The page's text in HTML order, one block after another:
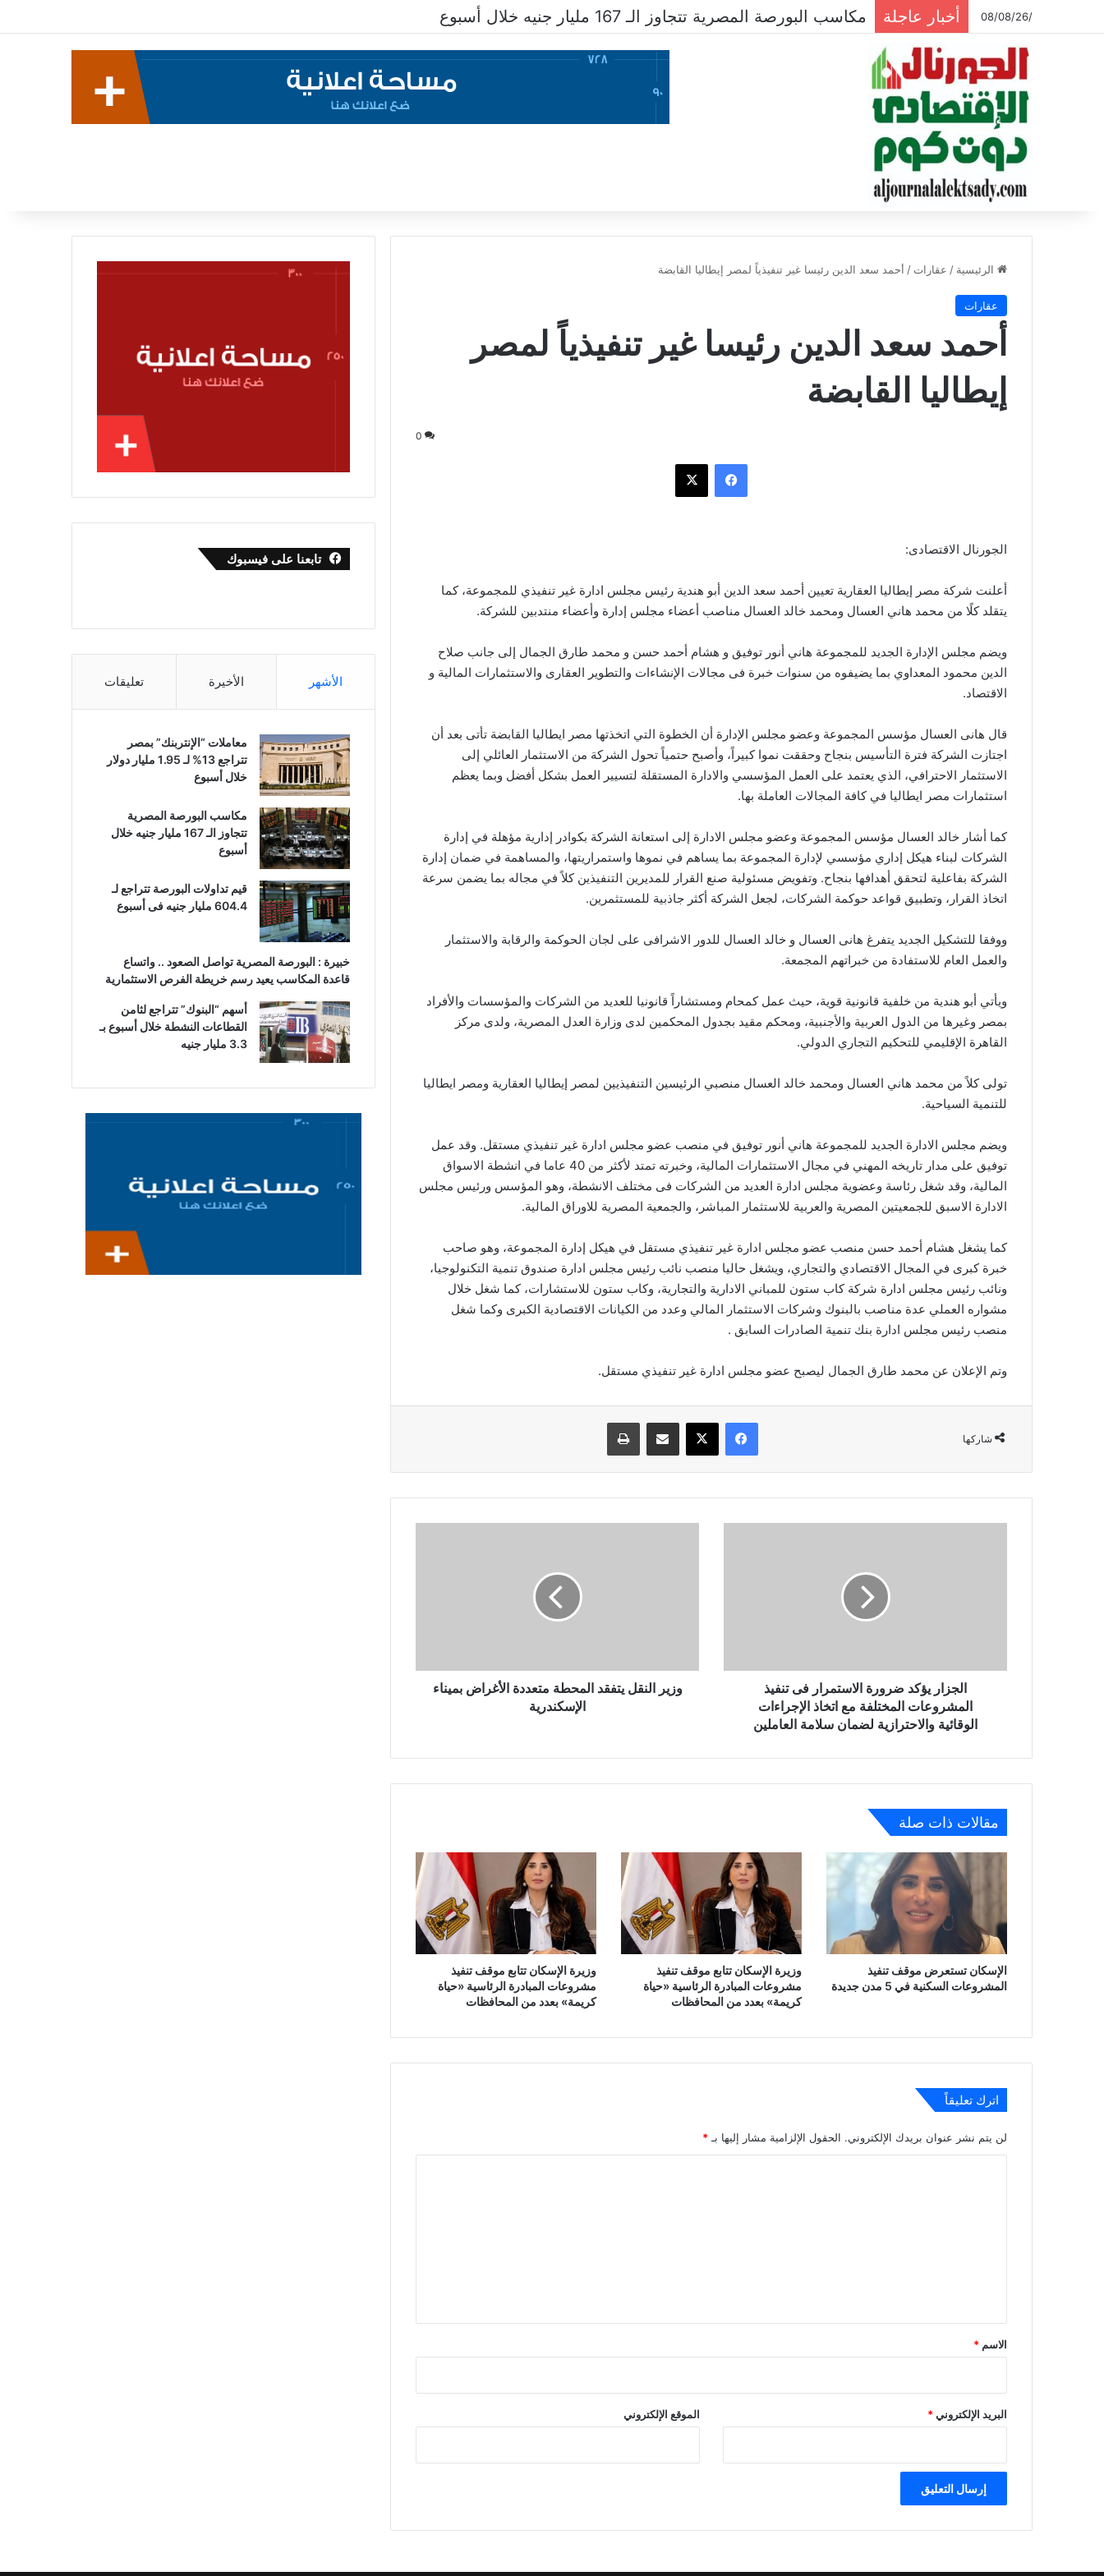
/08/08/26 أخبار عاجلة قيم تداولات البورصة تتراجع لـ 604.4 مليار جنيه فى أسبوع
الرئيسية / عقارات / أحمد سعد الدين رئيسا غير تنفيذياً لمصر إيطاليا القابضة
عقارات
أحمد سعد الدين رئيسا غير تنفيذياً لمصر
إيطاليا القابضة
0
فيسبوك ‫X
الجورنال الاقتصادى:
أعلنت شركة مصر إيطاليا العقارية تعيين أحمد سعد الدين أبو هندية رئيس مجلس ادارة غير تنفيذي للمجموعة، كما
يتقلد كلًا من محمد هاني العسال ومحمد خالد العسال مناصب أعضاء مجلس إدارة وأعضاء منتدبين للشركة.
ويضم مجلس الإدارة الجديد للمجموعة هاني أنور توفيق و هشام أحمد حسن و محمد طارق الجمال إلى جانب صلاح
الدين محمود المعداوي بما يضيفوه من سنوات خبرة فى مجالات الإنشاءات والتطوير العقارى والاستثمارات المالية و
الاقتصاد.
قال هانى العسال مؤسس المجموعة وعضو مجلس الإدارة أن الخطوة التي اتخذتها مصر ايطاليا القابضة تأتى بعد أن
اجتازت الشركة فترة التأسيس بنجاح وحققت نموا كبيراً، وأصبح حتمياً تحول الشركة من الاستثمار العائلي إلى
الاستثمار الاحترافي، الذي يعتمد على العمل المؤسسي والادارة المستقلة لتسيير العمل بشكل أفضل وبما يعظم
استثمارات مصر ايطاليا في كافة المجالات العاملة بها.
كما أشار خالد العسال مؤسس المجموعة وعضو مجلس الادارة إلى استعانة الشركة بكوادر إدارية مؤهلة في إدارة
الشركات لبناء هيكل إداري مؤسسي لإدارة المجموعة بما يساهم في نموها واستمراريتها، والمساهمة في ضمان إدارة
الشركة بفاعلية لتحقق أهدافها بنجاح. وتفويض مسئولية صنع القرار للمديرين التنفيذين كلاً في مجاله بما يضمن سرعة
اتخاذ القرار، وتطبيق قواعد حوكمة الشركات، لجعل الشركة أكثر جاذبية للمستثمرين.
ووفقا للتشكيل الجديد يتفرغ هانى العسال و خالد العسال للدور الاشرافى على لجان الحوكمة والرقابة والاستثمار
والعمل العام للاستفادة من خبراتهم المجمعة.
ويأتي أبو هندية من خلفية قانونية قوية، حيث عمل كمحام ومستشاراً قانونيا للعديد من الشركات والمؤسسات والأفراد
بمصر وغيرها من الدول العربية والأجنبية، ومحكم مقيد بجدول المحكمين لدى وزارة العدل المصرية، ولدى مركز
القاهرة الإقليمي للتحكيم التجاري الدولي.
تولى كلاً من محمد هاني العسال ومحمد خالد العسال منصبي الرئيسين التنفيذيين لمصر إيطاليا العقارية ومصر ايطاليا
للتنمية السياحية.
ويضم مجلس الادارة الجديد للمجموعة هاني أنور توفيق في منصب عضو مجلس ادارة غير تنفيذي مستقل. وقد عمل
توفيق على مدار تاريخه المهني في مجال الاستثمارات المالية، وخبرته تمتد لأكثر من 40 عاما في انشطة الاسواق
المالية، وقد شغل رئاسة وعضوية مجلس ادارة العديد من الشركات فى مختلف الانشطة، وهو المؤسس ورئيس مجلس
الادارة الاسبق للجمعيتين المصرية والعربية للاستثمار المباشر، والجمعية المصرية للاوراق المالية.
كما يشغل هشام أحمد حسن منصب عضو مجلس ادارة غير تنفيذي مستقل في هيكل إدارة المجموعة، وهو صاحب
خبرة كبرى في المجال الاقتصادي والتجاري، ويشغل حاليا منصب نائب رئيس مجلس ادارة صندوق تنمية التكنولوجيا،
ونائب رئيس مجلس ادارة شركة كاب ستون للمباني الادارية والتجارية، وكاب ستون للاستشارات، كما شغل خلال
مشواره العملي عدة مناصب بالبنوك وشركات الاستثمار المالي وعدد من الكيانات الاقتصادية الكبرى وكما شغل
منصب رئيس مجلس ادارة بنك تنمية الصادرات السابق .
وتم الإعلان عن محمد طارق الجمال ليصبح عضو مجلس ادارة غير تنفيذي مستقل.
شاركها
فيسبوك ‫X مشاركة عبر البريد طباعة
مع
الإجراءات
الوقائية
الجزار يؤكد ضرورة الاستمرار فى تنفيذ
المشروعات المختلفة مع اتخاذ الإجراءات
الوقائية والاحترازية لضمان سلامة العاملين
وزير النقل يتفقد المحطة متعددة الأغراض بميناء
الإسكندرية
مقالات ذات صلة
الإسكان تستعرض موقف تنفيذ
المشروعات السكنية في 5 مدن جديدة
وزيرة الإسكان تتابع موقف تنفيذ
مشروعات المبادرة الرئاسية «حياة
كريمة» بعدد من المحافظات
وزيرة الإسكان تتابع موقف تنفيذ
مشروعات المبادرة الرئاسية «حياة
كريمة» بعدد من المحافظات
اترك تعليقاً
لن يتم نشر عنوان بريدك الإلكتروني. الحقول الإلزامية مشار إليها بـ *
*
الاسم *
البريد الإلكتروني* الموقع الإلكتروني
تابعنا على فيسبوك
الأشهر الأخيرة تعليقات
معاملات “الإنتربنك” بمصر
تتراجع 13% لـ 1.95 مليار دولار
خلال أسبوع
مكاسب البورصة المصرية
تتجاوز الـ 167 مليار جنيه خلال
أسبوع
قيم تداولات البورصة تتراجع لـ
604.4 مليار جنيه فى أسبوع
خبيرة : البورصة المصرية تواصل الصعود .. واتساع
قاعدة المكاسب يعيد رسم خريطة الفرص الاستثمارية
أسهم “البنوك” تتراجع لثامن
القطاعات النشطة خلال أسبوع بـ
3.3 مليار جنيه